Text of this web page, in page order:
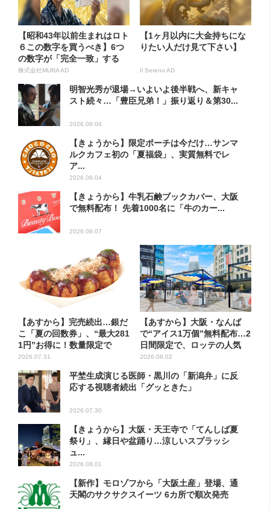
【昭和43年以前生まれはロト
６この数字を買うべき】6つ
の数字が「完全一致」する
方...
株式会社MURA AD
【1ヶ月以内に大金持ちにな
りたい人だけ見て下さい】
Il Sereno AD
明智光秀が退場→いよいよ後半戦へ、新キャ
スト続々…「豊臣兄弟！」振り返り＆第30...
2026.08.04
【きょうから】限定ポーチは今だけ…サンマ
ルクカフェ初の「夏福袋」、実質無料でレ
ア...
2026.08.04
【きょうから】牛乳石鹸ブックカバー、大阪
で無料配布！ 先着1000名に「牛のカー...
2026.08.07
【あすから】完売続出…銀だ
こ「夏の回数券」、“最大281
1円”お得に！数量限定で
2026.07.31
【あすから】大阪・なんば
で“アイス1万個”無料配布…2
日間限定で、ロッテの人気
商...
2026.08.02
平埜生成演じる医師・黒川の「新潟弁」に反
応する視聴者続出「グッときた」
2026.07.30
【きょうから】大阪・天王寺で「てんしば夏
祭り」、縁日や盆踊り…涼しいスプラッシ
ュ...
2026.08.01
【新作】モロゾフから「大阪土産」登場、通
天閣のサクサクスイーツ 6カ所で順次発売